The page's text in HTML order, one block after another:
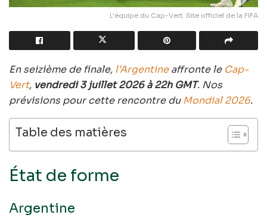
L'équipe du Cap-Vert. Site officiel de la FIFA
En seizième de finale, l’Argentineaffronte le Cap-
Vert, vendredi 3 juillet 2026 à 22h GMT. Nos
prévisions pour cette rencontre duMondial 2026.
Table des matières
État de forme
Argentine